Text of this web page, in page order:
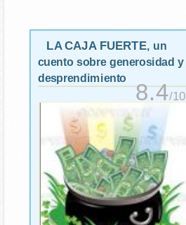
LA CAJA FUERTE, un
cuento sobre generosidad y
desprendimiento
8.4/10